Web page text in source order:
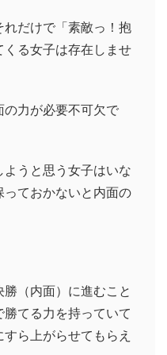
だけで「素敵っ！抱
る女子は存在しませ
力が必要不可欠で
うと思う女子はいな
ておかないと内面の
（内面）に進むこと
てる力を持っていて
ら上がらせてもらえ